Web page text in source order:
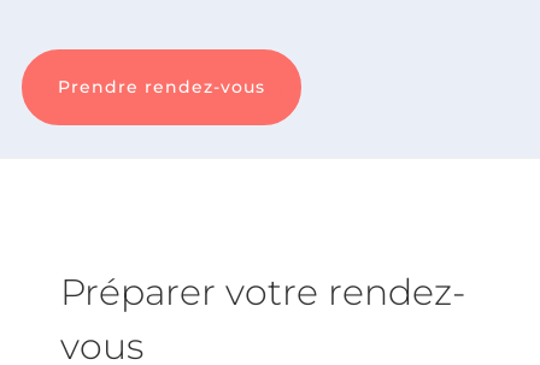
Prendre rendez-vous
Préparer votre rendez-
vous